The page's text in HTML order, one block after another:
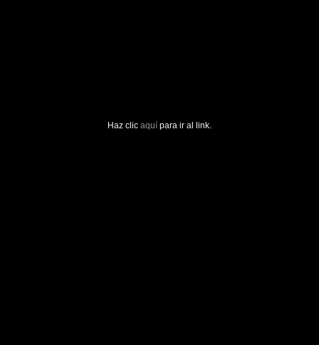
Haz clic aquí para ir al link.